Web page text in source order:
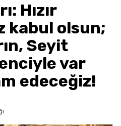
Hızır
kabul olsun;
Seyit
var
edeceğiz!